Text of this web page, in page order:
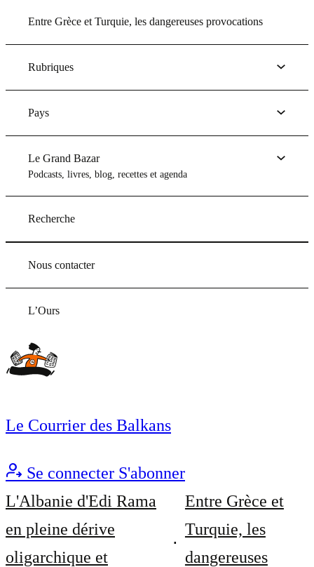
Entre Grèce et Turquie, les dangereuses provocations
Rubriques
Pays
Le Grand Bazar
Podcasts, livres, blog, recettes et agenda
Recherche
Nous contacter
L’Ours
Le Courrier des Balkans
Se connecter S'abonner
L'Albanie d'Edi Rama
en pleine dérive
oligarchique et
Entre Grèce et
Turquie, les
dangereuses